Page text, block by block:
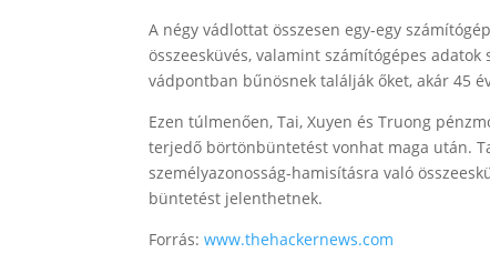
A négy vádlottat összesen egy-egy
összeesküvés, valamint számítógépes
vádpontban bűnösnek találják őket, akár 45
Ezen túlmenően, Tai, Xuyen és Truong
terjedő börtönbüntetést vonhat maga után.
személyazonosság-hamisításra való
büntetést jelenthetnek.
Forrás:www.thehackernews.com